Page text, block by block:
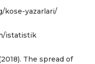
kose-yazarlari/
istatistik
The spread of